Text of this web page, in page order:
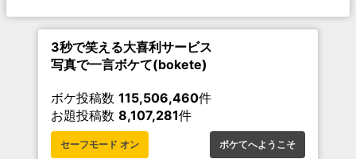
3秒で笑える大喜利サービス
写真で一言ボケて(bokete)
ボケ投稿数 115,506,460件
お題投稿数 8,107,281件
セーフモード オン ボケてへようこそ